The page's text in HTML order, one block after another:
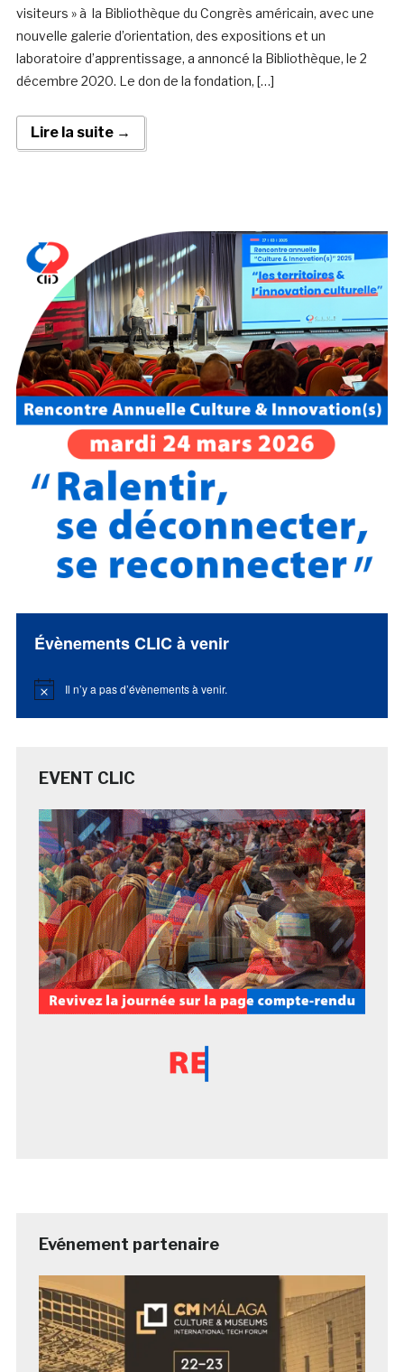
visiteurs » à la Bibliothèque du Congrès américain, avec une
nouvelle galerie d’orientation, des expositions et un
laboratoire d’apprentissage, a annoncé la Bibliothèque, le 2
décembre 2020. Le don de la fondation, […]
Lire la suite →
Évènements CLIC à venir
Notice Il n’y a pas d’évènements à venir.
EVENT CLIC
Evénement partenaire